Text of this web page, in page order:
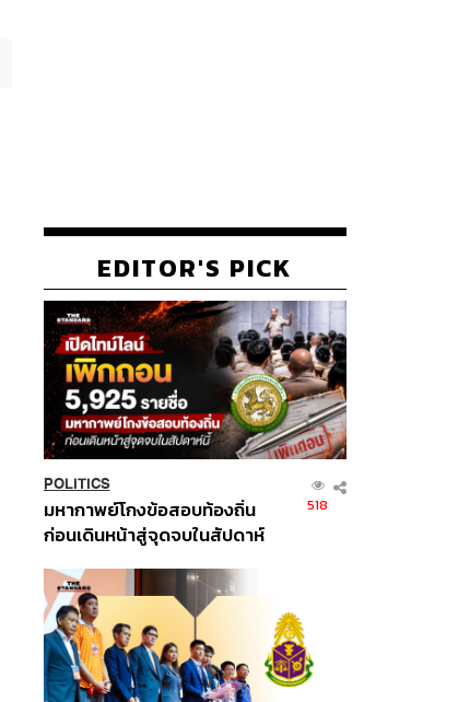
EDITOR'S PICK
POLITICS
มหากาพย์โกงข้อสอบท้องถิ่น
ก่อนเดินหน้าสู่จุดจบในสัปดาห์
518